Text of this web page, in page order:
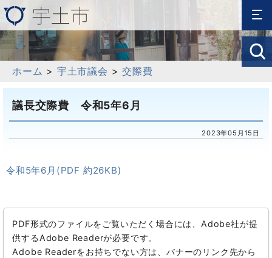
ホーム > 宇土市議会 >交際費
議長交際費 令和5年6月
2023年05月15日
令和5年6月(PDF 約26KB)
PDF形式のファイルをご覧いただく場合には、Adobe社が提
供するAdobe Readerが必要です。
Adobe Readerをお持ちでない方は、バナーのリンク先から